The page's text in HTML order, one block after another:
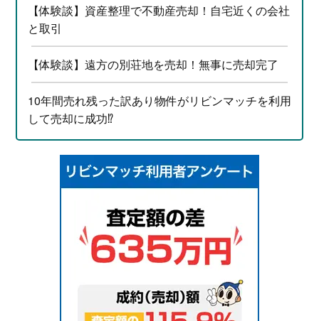
【体験談】資産整理で不動産売却！自宅近くの会社
と取引
【体験談】遠方の別荘地を売却！無事に売却完了
10年間売れ残った訳あり物件がリビンマッチを利用
して売却に成功⁉